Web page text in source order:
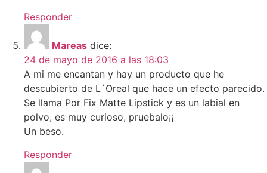
Responder
Mareas dice:
24 de mayo de 2016 a las 18:03
A mi me encantan y hay un producto que he
descubierto de L´Oreal que hace un efecto parecido.
Se llama Por Fix Matte Lipstick y es un labial en
polvo, es muy curioso, pruebalo¡¡
Un beso.
Responder